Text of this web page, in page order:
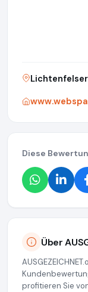
Diese
Über
profitieren Sie